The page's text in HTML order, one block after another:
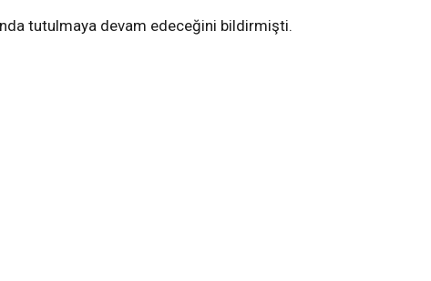
tutulmaya devam edeceğini bildirmişti.